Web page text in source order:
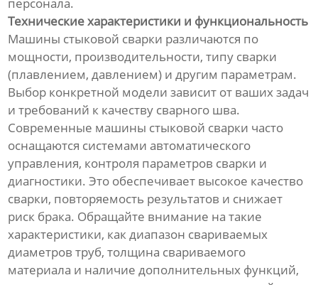
персонала.
Технические характеристики и функциональность
Машины стыковой сварки различаются по
мощности, производительности, типу сварки
(плавлением, давлением) и другим параметрам.
Выбор конкретной модели зависит от ваших задач
и требований к качеству сварного шва.
Современные машины стыковой сварки часто
оснащаются системами автоматического
управления, контроля параметров сварки и
диагностики. Это обеспечивает высокое качество
сварки, повторяемость результатов и снижает
риск брака. Обращайте внимание на такие
характеристики, как диапазон свариваемых
диаметров труб, толщина свариваемого
материала и наличие дополнительных функций,